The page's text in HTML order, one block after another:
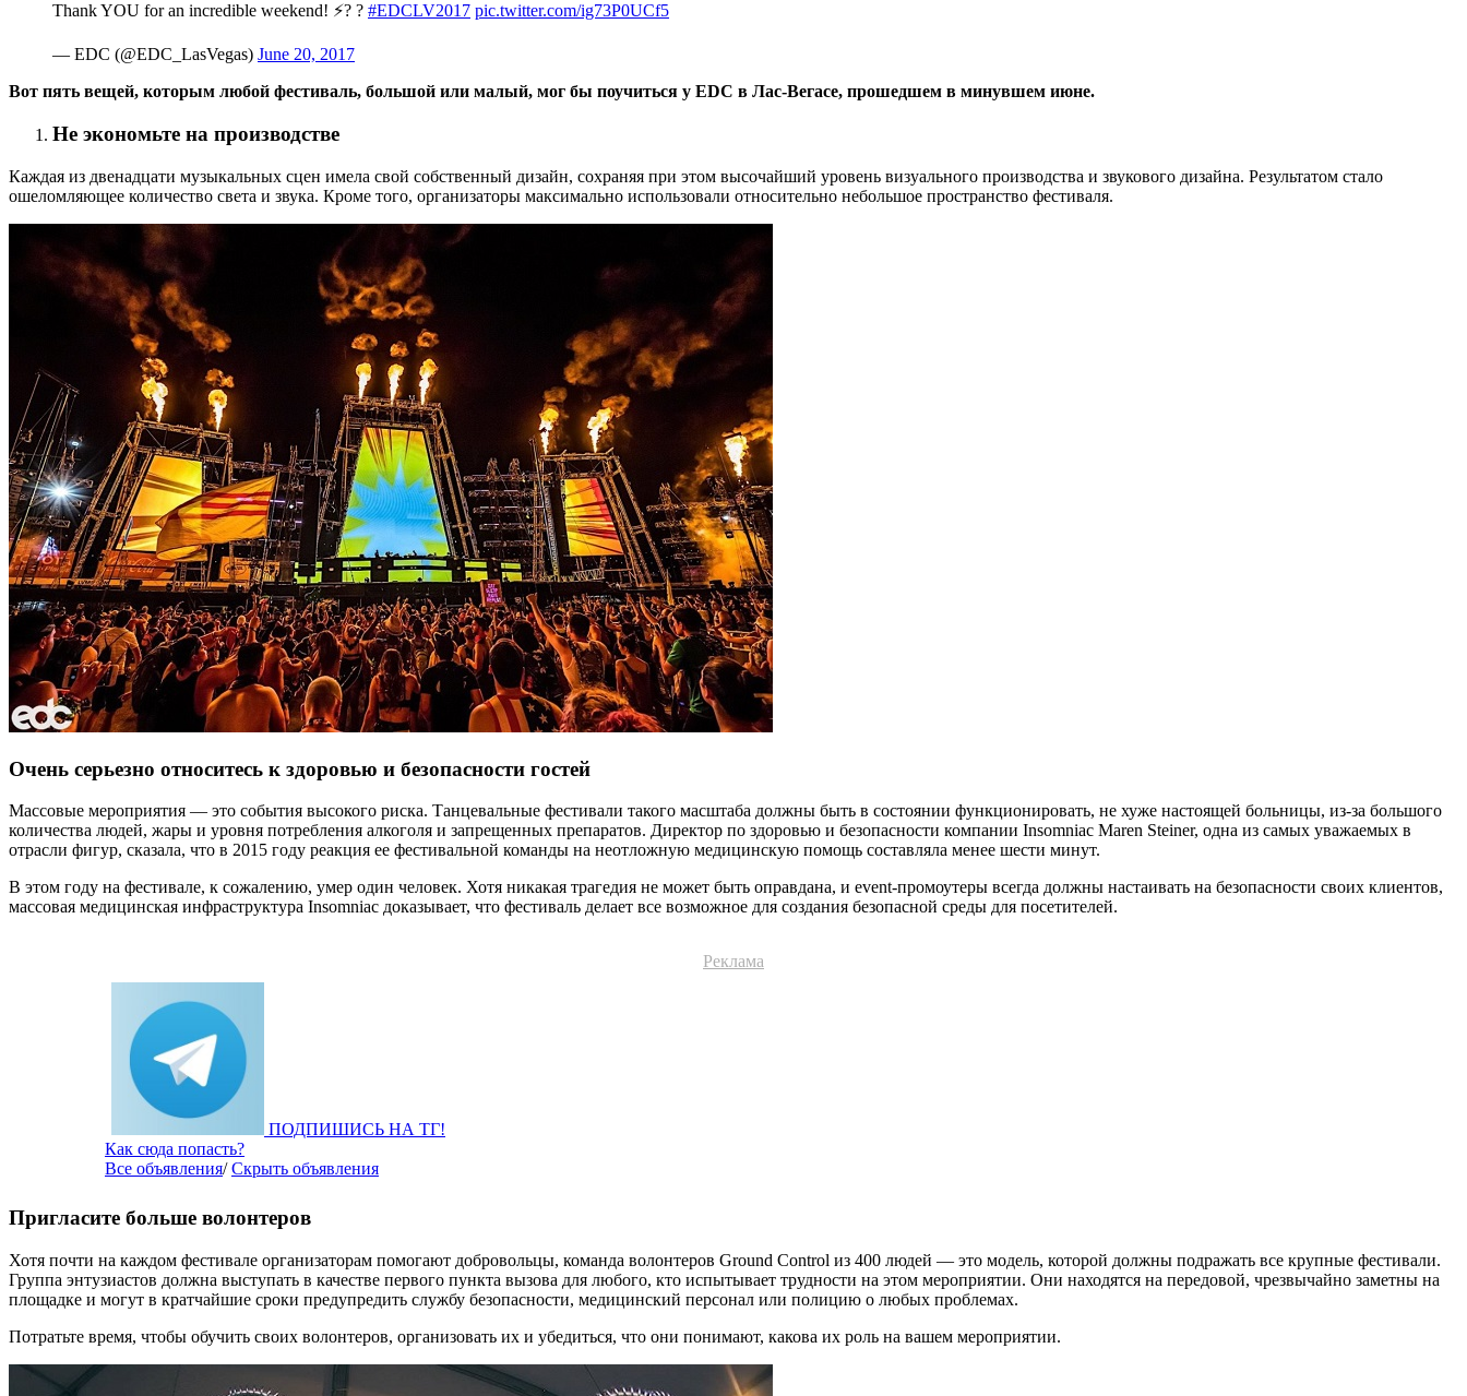
Thank YOU for an incredible weekend! ⚡️? ? #EDCLV2017 pic.twitter.com/ig73P0UCf5
— EDC (@EDC_LasVegas) June 20, 2017
Вот пять вещей, которым любой фестиваль, большой или малый, мог бы поучиться у EDC в Лас-Вегасе, прошедшем в минувшем июне.
Не экономьте на производстве
Каждая из двенадцати музыкальных сцен имела свой собственный дизайн, сохраняя при этом высочайший уровень визуального производства и звукового дизайна. Результатом стало
ошеломляющее количество света и звука. Кроме того, организаторы максимально использовали относительно небольшое пространство фестиваля.
Очень серьезно относитесь к здоровью и безопасности гостей
Массовые мероприятия — это события высокого риска. Танцевальные фестивали такого масштаба должны быть в состоянии функционировать, не хуже настоящей больницы, из-за большого
количества людей, жары и уровня потребления алкоголя и запрещенных препаратов. Директор по здоровью и безопасности компании Insomniac Maren Steiner, одна из самых уважаемых в
отрасли фигур, сказала, что в 2015 году реакция ее фестивальной команды на неотложную медицинскую помощь составляла менее шести минут.
В этом году на фестивале, к сожалению, умер один человек. Хотя никакая трагедия не может быть оправдана, и event-промоутеры всегда должны настаивать на безопасности своих клиентов,
массовая медицинская инфраструктура Insomniac доказывает, что фестиваль делает все возможное для создания безопасной среды для посетителей.
Реклама
ПОДПИШИСЬ НА ТГ!
Как сюда попасть?
Все объявления/Скрыть объявления
Пригласите больше волонтеров
Хотя почти на каждом фестивале организаторам помогают добровольцы, команда волонтеров Ground Control из 400 людей — это модель, которой должны подражать все крупные фестивали.
Группа энтузиастов должна выступать в качестве первого пункта вызова для любого, кто испытывает трудности на этом мероприятии. Они находятся на передовой, чрезвычайно заметны на
площадке и могут в кратчайшие сроки предупредить службу безопасности, медицинский персонал или полицию о любых проблемах.
Потратьте время, чтобы обучить своих волонтеров, организовать их и убедиться, что они понимают, какова их роль на вашем мероприятии.